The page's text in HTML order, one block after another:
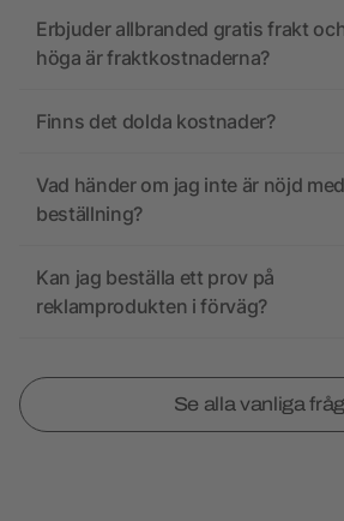
Erbjuder allbranded gratis frakt
höga är fraktkostnaderna?
Finns det dolda kostnader?
Vad händer om jag inte är nöjd
beställning?
Kan jag beställa ett prov på
reklamprodukten i förväg?
Se alla vanliga